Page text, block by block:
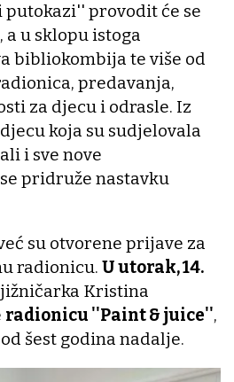
provodit će se
u sklopu istoga
bibliokombija te više od
predavanja,
za djecu i odrasle. Iz
koja su sudjelovala
i sve nove
pridruže nastavku
su otvorene prijave za
radionicu. U utorak, 14.
Kristina
radionicu ''Paint & juice'',
šest godina nadalje.